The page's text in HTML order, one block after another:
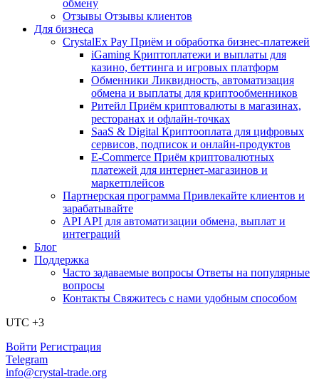
обмену
Отзывы Отзывы клиентов
Для бизнеса
CrystalEx Pay Приём и обработка бизнес-платежей
iGaming Криптоплатежи и выплаты для
казино, беттинга и игровых платформ
Обменники Ликвидность, автоматизация
обмена и выплаты для криптообменников
Ритейл Приём криптовалюты в магазинах,
ресторанах и офлайн-точках
SaaS & Digital Криптооплата для цифровых
сервисов, подписок и онлайн-продуктов
E-Commerce Приём криптовалютных
платежей для интернет-магазинов и
маркетплейсов
Партнерская программа Привлекайте клиентов и
зарабатывайте
API API для автоматизации обмена, выплат и
интеграций
Блог
Поддержка
Часто задаваемые вопросы Ответы на популярные
вопросы
Контакты Свяжитесь с нами удобным способом
UTC +3
Войти Регистрация
Telegram
info@crystal-trade.org